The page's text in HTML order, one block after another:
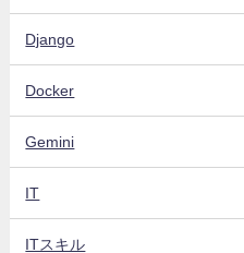
Django
Docker
Gemini
IT
ITスキル